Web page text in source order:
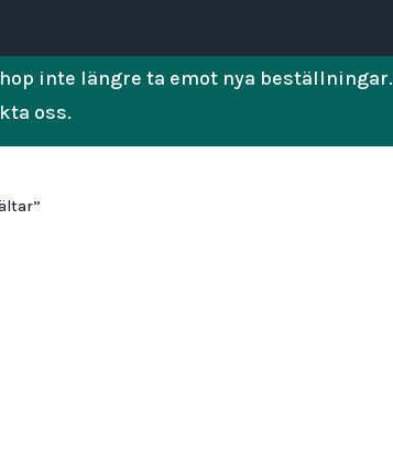
inte längre ta emot nya beställningar.
oss.